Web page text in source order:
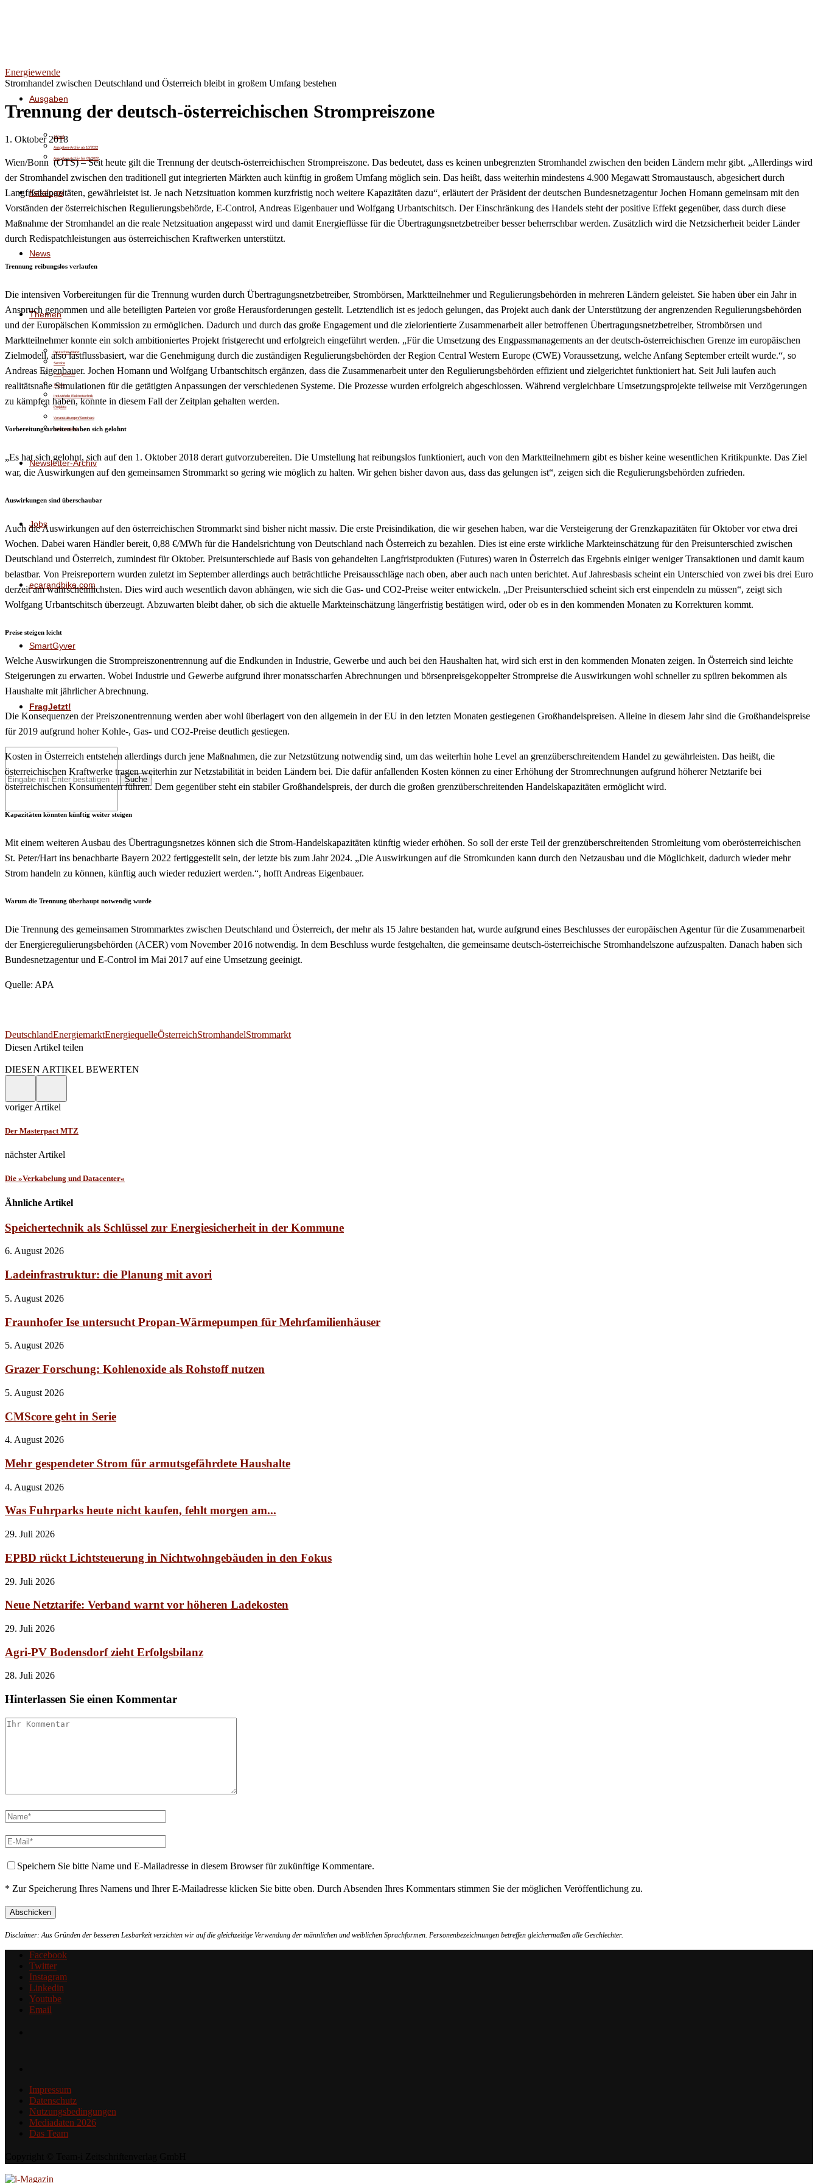
Ausgaben
Aktuell
Ausgaben-Archiv ab 10/2022
Ausgaben-Archiv bis 09/2022
Kataloge
News
Themen
Deutscher Markt
Service
Energiewende
Technik
Industrielle Elektrotechnik
Projekte
Veranstaltungen/Seminare
Meinungsvielfalt
Newsletter-Archiv
Jobs
ecarandbike.com
SmartGyver
FragJetzt!
Suche
Energiewende
Stromhandel zwischen Deutschland und Österreich bleibt in großem Umfang bestehen
Trennung der deutsch-österreichischen Strompreiszone
1. Oktober 2018
Wien/Bonn (OTS) – Seit heute gilt die Trennung der deutsch-österreichischen Strompreiszone. Das bedeutet, dass es keinen unbegrenzten Stromhandel zwischen den beiden Ländern mehr gibt. „Allerdings wird
der Stromhandel zwischen den traditionell gut integrierten Märkten auch künftig in großem Umfang möglich sein. Das heißt, dass weiterhin mindestens 4.900 Megawatt Stromaustausch, abgesichert durch
Langfristkapazitäten, gewährleistet ist. Je nach Netzsituation kommen kurzfristig noch weitere Kapazitäten dazu“, erläutert der Präsident der deutschen Bundesnetzagentur Jochen Homann gemeinsam mit den
Vorständen der österreichischen Regulierungsbehörde, E-Control, Andreas Eigenbauer und Wolfgang Urbantschitsch. Der Einschränkung des Handels steht der positive Effekt gegenüber, dass durch diese
Maßnahme der Stromhandel an die reale Netzsituation angepasst wird und damit Energieflüsse für die Übertragungsnetzbetreiber besser beherrschbar werden. Zusätzlich wird die Netzsicherheit beider Länder
durch Redispatchleistungen aus österreichischen Kraftwerken unterstützt.
Trennung reibungslos verlaufen
Die intensiven Vorbereitungen für die Trennung wurden durch Übertragungsnetzbetreiber, Strombörsen, Marktteilnehmer und Regulierungsbehörden in mehreren Ländern geleistet. Sie haben über ein Jahr in
Anspruch genommen und alle beteiligten Parteien vor große Herausforderungen gestellt. Letztendlich ist es jedoch gelungen, das Projekt auch dank der Unterstützung der angrenzenden Regulierungsbehörden
und der Europäischen Kommission zu ermöglichen. Dadurch und durch das große Engagement und die zielorientierte Zusammenarbeit aller betroffenen Übertragungsnetzbetreiber, Strombörsen und
Marktteilnehmer konnte ein solch ambitioniertes Projekt fristgerecht und erfolgreich eingeführt werden. „Für die Umsetzung des Engpassmanagements an der deutsch-österreichischen Grenze im europäischen
Zielmodell, also lastflussbasiert, war die Genehmigung durch die zuständigen Regulierungsbehörden der Region Central Western Europe (CWE) Voraussetzung, welche Anfang September erteilt wurde.“, so
Andreas Eigenbauer. Jochen Homann und Wolfgang Urbantschitsch ergänzen, dass die Zusammenarbeit unter den Regulierungsbehörden effizient und zielgerichtet funktioniert hat. Seit Juli laufen auch
realitätsnahe Simulationen für die getätigten Anpassungen der verschiedenen Systeme. Die Prozesse wurden erfolgreich abgeschlossen. Während vergleichbare Umsetzungsprojekte teilweise mit Verzögerungen
zu kämpfen haben, konnte in diesem Fall der Zeitplan gehalten werden.
Vorbereitungsarbeiten haben sich gelohnt
„Es hat sich gelohnt, sich auf den 1. Oktober 2018 derart gutvorzubereiten. Die Umstellung hat reibungslos funktioniert, auch von den Marktteilnehmern gibt es bisher keine wesentlichen Kritikpunkte. Das Ziel
war, die Auswirkungen auf den gemeinsamen Strommarkt so gering wie möglich zu halten. Wir gehen bisher davon aus, dass das gelungen ist“, zeigen sich die Regulierungsbehörden zufrieden.
Auswirkungen sind überschaubar
Auch die Auswirkungen auf den österreichischen Strommarkt sind bisher nicht massiv. Die erste Preisindikation, die wir gesehen haben, war die Versteigerung der Grenzkapazitäten für Oktober vor etwa drei
Wochen. Dabei waren Händler bereit, 0,88 €/MWh für die Handelsrichtung von Deutschland nach Österreich zu bezahlen. Dies ist eine erste wirkliche Markteinschätzung für den Preisunterschied zwischen
Deutschland und Österreich, zumindest für Oktober. Preisunterschiede auf Basis von gehandelten Langfristprodukten (Futures) waren in Österreich das Ergebnis einiger weniger Transaktionen und damit kaum
belastbar. Von Preisreportern wurden zuletzt im September allerdings auch beträchtliche Preisausschläge nach oben, aber auch nach unten berichtet. Auf Jahresbasis scheint ein Unterschied von zwei bis drei Euro
derzeit am wahrscheinlichsten. Dies wird auch wesentlich davon abhängen, wie sich die Gas- und CO2-Preise weiter entwickeln. „Der Preisunterschied scheint sich erst einpendeln zu müssen“, zeigt sich
Wolfgang Urbantschitsch überzeugt. Abzuwarten bleibt daher, ob sich die aktuelle Markteinschätzung längerfristig bestätigen wird, oder ob es in den kommenden Monaten zu Korrekturen kommt.
Preise steigen leicht
Welche Auswirkungen die Strompreiszonentrennung auf die Endkunden in Industrie, Gewerbe und auch bei den Haushalten hat, wird sich erst in den kommenden Monaten zeigen. In Österreich sind leichte
Steigerungen zu erwarten. Wobei Industrie und Gewerbe aufgrund ihrer monatsscharfen Abrechnungen und börsenpreisgekoppelter Strompreise die Auswirkungen wohl schneller zu spüren bekommen als
Haushalte mit jährlicher Abrechnung.
Die Konsequenzen der Preiszonentrennung werden aber wohl überlagert von den allgemein in der EU in den letzten Monaten gestiegenen Großhandelspreisen. Alleine in diesem Jahr sind die Großhandelspreise
für 2019 aufgrund hoher Kohle-, Gas- und CO2-Preise deutlich gestiegen.
Kosten in Österreich entstehen allerdings durch jene Maßnahmen, die zur Netzstützung notwendig sind, um das weiterhin hohe Level an grenzüberschreitendem Handel zu gewährleisten. Das heißt, die
österreichischen Kraftwerke tragen weiterhin zur Netzstabilität in beiden Ländern bei. Die dafür anfallenden Kosten können zu einer Erhöhung der Stromrechnungen aufgrund höherer Netztarife bei
österreichischen Konsumenten führen. Dem gegenüber steht ein stabiler Großhandelspreis, der durch die großen grenzüberschreitenden Handelskapazitäten ermöglicht wird.
Kapazitäten könnten künftig weiter steigen
Mit einem weiteren Ausbau des Übertragungsnetzes können sich die Strom-Handelskapazitäten künftig wieder erhöhen. So soll der erste Teil der grenzüberschreitenden Stromleitung vom oberösterreichischen
St. Peter/Hart ins benachbarte Bayern 2022 fertiggestellt sein, der letzte bis zum Jahr 2024. „Die Auswirkungen auf die Stromkunden kann durch den Netzausbau und die Möglichkeit, dadurch wieder mehr
Strom handeln zu können, künftig auch wieder reduziert werden.“, hofft Andreas Eigenbauer.
Warum die Trennung überhaupt notwendig wurde
Die Trennung des gemeinsamen Strommarktes zwischen Deutschland und Österreich, der mehr als 15 Jahre bestanden hat, wurde aufgrund eines Beschlusses der europäischen Agentur für die Zusammenarbeit
der Energieregulierungsbehörden (ACER) vom November 2016 notwendig. In dem Beschluss wurde festgehalten, die gemeinsame deutsch-österreichische Stromhandelszone aufzuspalten. Danach haben sich
Bundesnetzagentur und E-Control im Mai 2017 auf eine Umsetzung geeinigt.
Quelle: APA
DeutschlandEnergiemarktEnergiequelleÖsterreichStromhandelStrommarkt
Diesen Artikel teilen
DIESEN ARTIKEL BEWERTEN
voriger Artikel
Der Masterpact MTZ
nächster Artikel
Die »Verkabelung und Datacenter«
Ähnliche Artikel
Speichertechnik als Schlüssel zur Energiesicherheit in der Kommune
6. August 2026
Ladeinfrastruktur: die Planung mit avori
5. August 2026
Fraunhofer Ise untersucht Propan-Wärmepumpen für Mehrfamilienhäuser
5. August 2026
Grazer Forschung: Kohlenoxide als Rohstoff nutzen
5. August 2026
CMScore geht in Serie
4. August 2026
Mehr gespendeter Strom für armutsgefährdete Haushalte
4. August 2026
Was Fuhrparks heute nicht kaufen, fehlt morgen am...
29. Juli 2026
EPBD rückt Lichtsteuerung in Nichtwohngebäuden in den Fokus
29. Juli 2026
Neue Netztarife: Verband warnt vor höheren Ladekosten
29. Juli 2026
Agri-PV Bodensdorf zieht Erfolgsbilanz
28. Juli 2026
Hinterlassen Sie einen Kommentar
Speichern Sie bitte Name und E-Mailadresse in diesem Browser für zukünftige Kommentare.
* Zur Speicherung Ihres Namens und Ihrer E-Mailadresse klicken Sie bitte oben. Durch Absenden Ihres Kommentars stimmen Sie der möglichen Veröffentlichung zu.
Disclaimer: Aus Gründen der besseren Lesbarkeit verzichten wir auf die gleichzeitige Verwendung der männlichen und weiblichen Sprachformen. Personenbezeichnungen betreffen gleichermaßen alle Geschlechter.
Facebook
Twitter
Instagram
Linkedin
Youtube
Email
Impressum
Datenschutz
Nutzungsbedingungen
Mediadaten 2026
Das Team